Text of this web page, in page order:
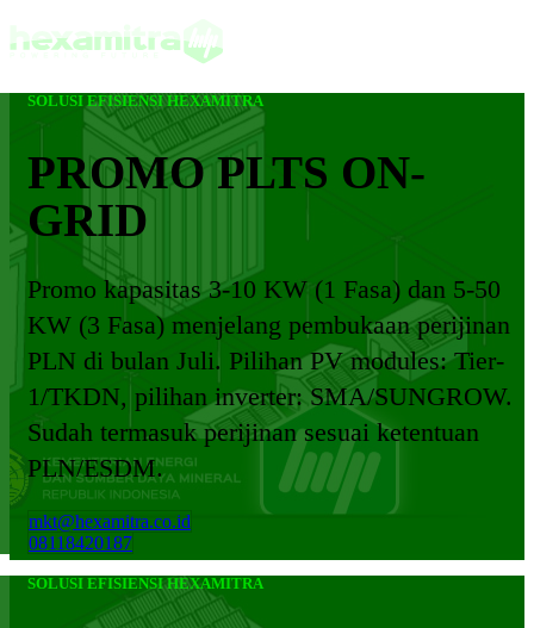
SOLUSI EFISIENSI HEXAMITRA
PROMO PLTS ON-
GRID
Promo kapasitas 3-10 KW (1 Fasa) dan 5-50
KW (3 Fasa) menjelang pembukaan perijinan
PLN di bulan Juli. Pilihan PV modules: Tier-
1/TKDN, pilihan inverter: SMA/SUNGROW.
Sudah termasuk perijinan sesuai ketentuan
PLN/ESDM.
mkt@hexamitra.co.id
08118420187
SOLUSI EFISIENSI HEXAMITRA